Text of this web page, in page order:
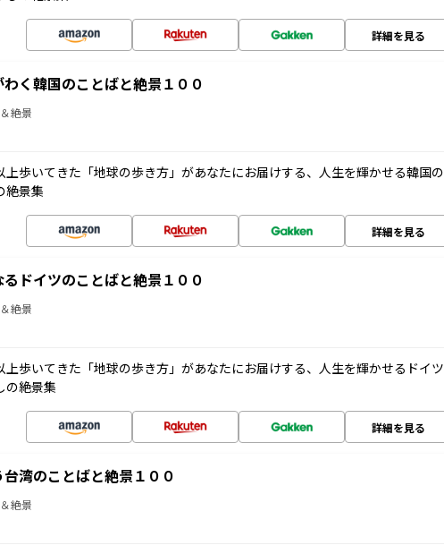
詳細を見る
く韓国のことばと絶景１００
絶景
上歩いてきた「地球の歩き方」があなたにお届けする、人生を輝かせる韓国の
絶景集
詳細を見る
ドイツのことばと絶景１００
絶景
上歩いてきた「地球の歩き方」があなたにお届けする、人生を輝かせるドイツ
の絶景集
詳細を見る
湾のことばと絶景１００
絶景